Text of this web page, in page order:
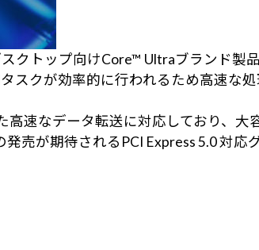
クトップ向けCore™ Ultraブランド製品
クが効率的に行われるため高速な処
速なデータ転送に対応しており、
売が期待されるPCI Express 5.0 対